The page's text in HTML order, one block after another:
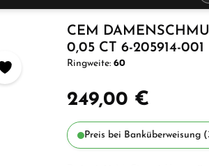
CEM
0,05 CT 6-205914-001
Ringweite: 60
249,00 €
Preis bei Banküberweisung